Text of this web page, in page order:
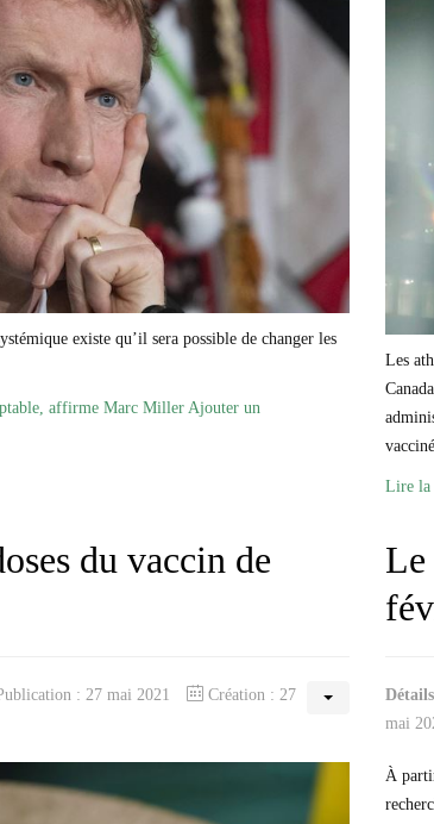
existe qu’il sera possible de changer les
affirme Marc Miller Ajouter un
Les
Lire la
du vaccin de
: 27 mai 2021
Création : 27
Le
Détails
mai
À